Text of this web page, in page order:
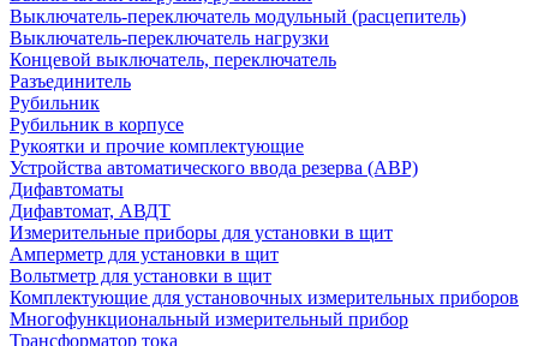
Выключатель-переключатель модульный (расцепитель)
Выключатель-переключатель нагрузки
Концевой выключатель, переключатель
Разъединитель
Рубильник
Рубильник в корпусе
Рукоятки и прочие комплектующие
Устройства автоматического ввода резерва (АВР)
Дифавтоматы
Дифавтомат, АВДТ
Измерительные приборы для установки в щит
Амперметр для установки в щит
Вольтметр для установки в щит
Комплектующие для установочных измерительных приборов
Многофункциональный измерительный прибор
Трансформатор тока